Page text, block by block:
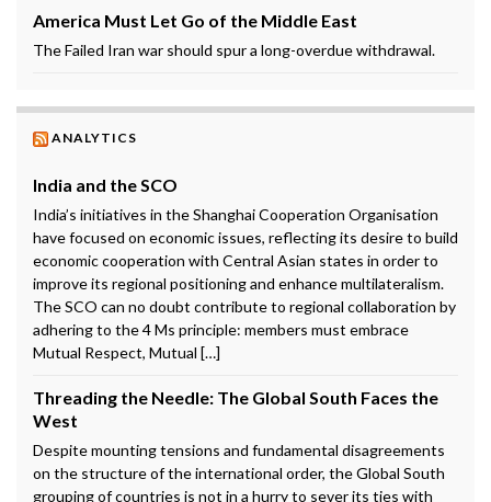
America Must Let Go of the Middle East
The Failed Iran war should spur a long-overdue withdrawal.
ANALYTICS
India and the SCO
India’s initiatives in the Shanghai Cooperation Organisation
have focused on economic issues, reflecting its desire to build
economic cooperation with Central Asian states in order to
improve its regional positioning and enhance multilateralism.
The SCO can no doubt contribute to regional collaboration by
adhering to the 4 Ms principle: members must embrace
Mutual Respect, Mutual […]
Threading the Needle: The Global South Faces the
West
Despite mounting tensions and fundamental disagreements
on the structure of the international order, the Global South
grouping of countries is not in a hurry to sever its ties with